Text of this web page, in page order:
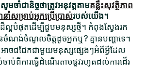
ាំជានិច្ចថាត្រូវអនុវត្តតាមគន្លឹះសុវត្ថិភាព
សម្រាប់អ្នកប្រើប្រាស់របស់យើង។
ល្អបំផុតដើម្បីជួបមនុស្សថ្មី។ កំពុងស្វែងរក
ចំណង់ចំណូលចិត្តដូចអ្នកឬ? គ្មានបញ្ហាទេ។
ាចជជែកជាមួយមនុស្សផ្សេងៗអំពីអ្វីដែល
ាប់ពីការធ្វើដំណើរតាមផ្លូវរហូតដល់ការដើរ